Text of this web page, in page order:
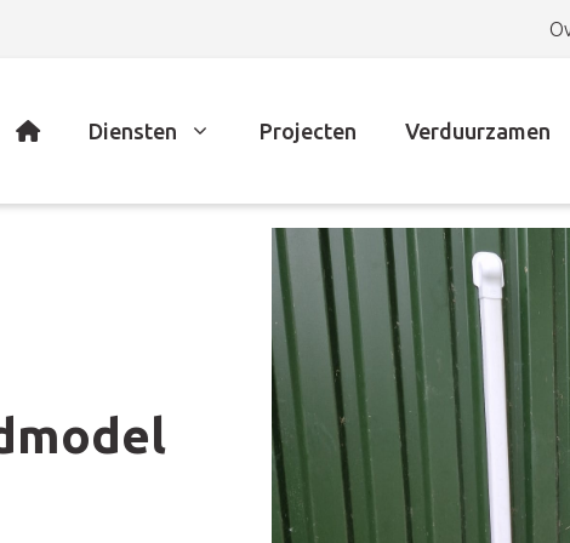
Diensten Projecten Verduurzamen